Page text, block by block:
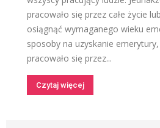
pracowało się przez całe życie
osiągnąć wymaganego wieku
sposoby na uzyskanie
pracowało się przez...
Czytaj więcej